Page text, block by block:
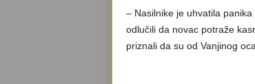
– Nasilnike je uhvatila
odlučili da novac potraže
priznali da su od Vanjinog